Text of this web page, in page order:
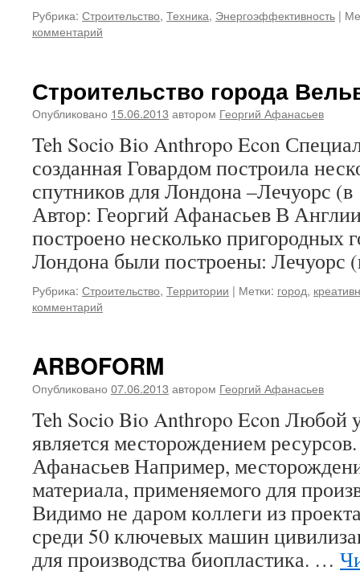
Рубрика: Строительство, Техника, Энергоэффективность |
комментарий
Строительство города
Опубликовано 15.06.2013 автором Георгий Афанасьев
Teh Socio Bio Anthropo Econ
созданная Говардом построила
спутников для Лондона –Лечуорс
Автор: Георгий Афанасьев В
построено несколько пригородных
Лондона были построены:
Рубрика: Строительство, Территории | Метки: город,
комментарий
ARBOFORM
Опубликовано 07.06.2013 автором Георгий Афанасьев
Teh Socio Bio Anthropo Econ Любой
является месторождением
Афанасьев Например,
материала, применяемого для
Видимо не даром коллеги из
среди 50 ключевых машин
для производства биопластика. …